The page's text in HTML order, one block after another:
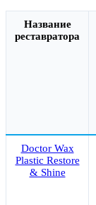
Название
реставратора
Doctor Wax
Plastic Restore
& Shine